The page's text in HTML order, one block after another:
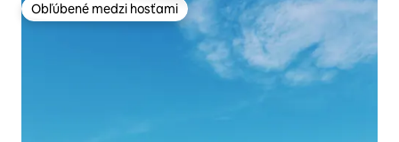
Obľúbené medzi hosťami
Obľúbené medzi hosťami